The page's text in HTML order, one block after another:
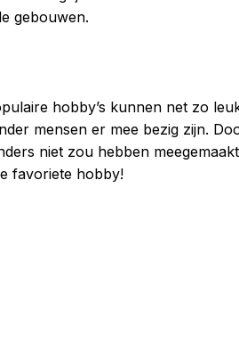
gebouwen.
hobby’s kunnen net zo
mensen er mee bezig zijn.
niet zou hebben
favoriete hobby!